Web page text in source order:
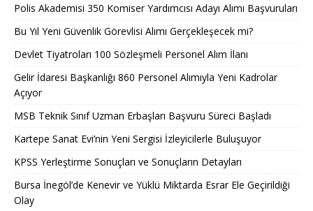
Polis Akademisi 350 Komiser Yardımcısı Adayı Alımı Başvuruları
Bu Yıl Yeni Güvenlik Görevlisi Alımı Gerçekleşecek mi?
Devlet Tiyatroları 100 Sözleşmeli Personel Alım İlanı
Gelir İdaresi Başkanlığı 860 Personel Alımıyla Yeni Kadrolar
Açıyor
MSB Teknik Sınıf Uzman Erbaşları Başvuru Süreci Başladı
Kartepe Sanat Evi’nin Yeni Sergisi İzleyicilerle Buluşuyor
KPSS Yerleştirme Sonuçları ve Sonuçların Detayları
Bursa İnegöl’de Kenevir ve Yüklü Miktarda Esrar Ele Geçirildiği
Olay